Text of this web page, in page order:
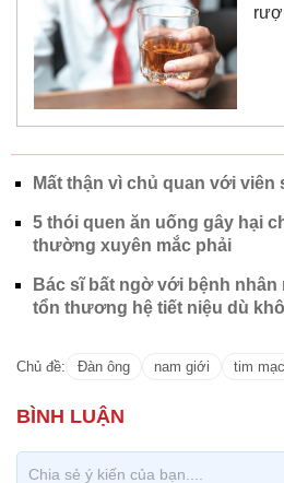
Mất thận vì chủ quan với viên
5 thói quen ăn uống gây hại
thường xuyên mắc phải
Bác sĩ bất ngờ với bệnh nhân
tổn thương hệ tiết niệu dù
Chủ đề: Đàn ông nam giới tim